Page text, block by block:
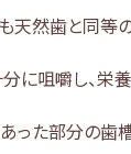
天然歯と同等
に咀嚼し、栄
った部分の歯